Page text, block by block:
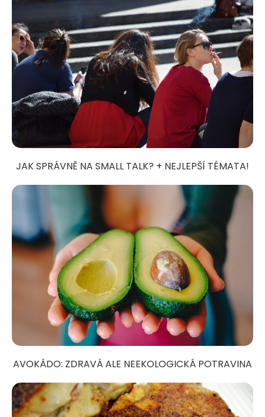
JAK SPRÁVNĚ NA SMALL TALK? + NEJLEPŠÍ TÉMATA!
AVOKÁDO: ZDRAVÁ ALE NEEKOLOGICKÁ POTRAVINA